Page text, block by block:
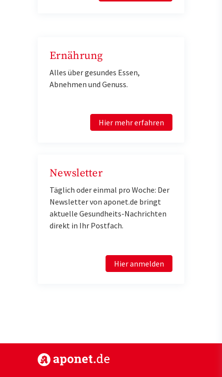
Ernährung
Alles über gesundes Essen,
Abnehmen und Genuss.
Hier mehr erfahren
Newsletter
Täglich oder einmal pro Woche: Der
Newsletter von aponet.de bringt
aktuelle Gesundheits-Nachrichten
direkt in Ihr Postfach.
Hier anmelden